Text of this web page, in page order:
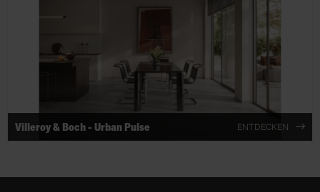
Villeroy & Boch - Urban Pulse ENTDECKEN